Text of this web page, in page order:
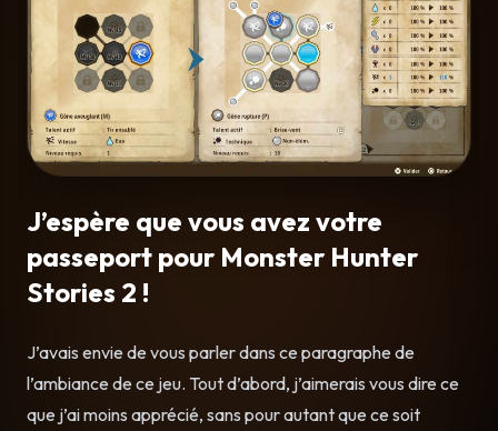
J’espère que vous avez votre
passeport pour Monster Hunter
Stories 2 !
J’avais envie de vous parler dans ce paragraphe de
l’ambiance de ce jeu. Tout d’abord, j’aimerais vous dire ce
que j’ai moins apprécié, sans pour autant que ce soit